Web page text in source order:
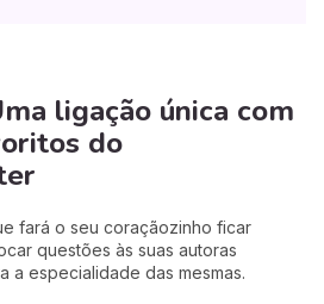
ligação única com
do
fará o seu coraçãozinho ficar
questões às suas autoras
a especialidade das mesmas.